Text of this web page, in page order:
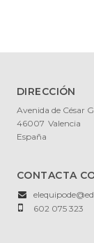
DIRECCIÓN
Avenida de César
46007 Valencia
España
CONTACTA
602 075 323